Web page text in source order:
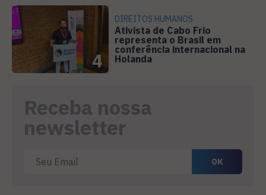
4
DIREITOS HUMANOS
Ativista de Cabo Frio
representa o Brasil em
conferência internacional na
Holanda
Receba nossa
newsletter